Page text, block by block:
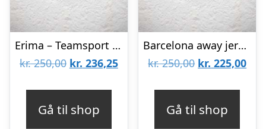
Erima – Teamsport Jersey – Holland style – mens-XL
kr.250,00 Den
kr. 236,25Den
Gå til shop
Barcelona away jersey 2012/13 – DV7-YM | 137-147
kr.250,00 Den
kr. 225,00Den
Gå til shop